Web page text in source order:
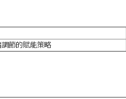
節的賦能策略